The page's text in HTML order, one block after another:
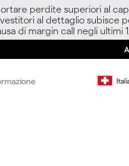
perdite superiori al
al dettaglio subisce
di margin call negli ultimi